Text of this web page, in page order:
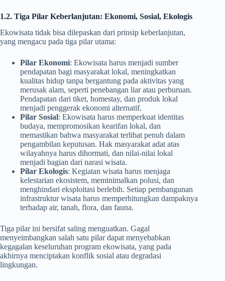
1.2. Tiga Pilar Keberlanjutan: Ekonomi, Sosial, Ekologis
Ekowisata tidak bisa dilepaskan dari prinsip keberlanjutan,
yang mengacu pada tiga pilar utama:
Pilar Ekonomi: Ekowisata harus menjadi sumber
pendapatan bagi masyarakat lokal, meningkatkan
kualitas hidup tanpa bergantung pada aktivitas yang
merusak alam, seperti penebangan liar atau perburuan.
Pendapatan dari tiket, homestay, dan produk lokal
menjadi penggerak ekonomi alternatif.
Pilar Sosial: Ekowisata harus memperkuat identitas
budaya, mempromosikan kearifan lokal, dan
memastikan bahwa masyarakat terlibat penuh dalam
pengambilan keputusan. Hak masyarakat adat atas
wilayahnya harus dihormati, dan nilai-nilai lokal
menjadi bagian dari narasi wisata.
Pilar Ekologis: Kegiatan wisata harus menjaga
kelestarian ekosistem, meminimalkan polusi, dan
menghindari eksploitasi berlebih. Setiap pembangunan
infrastruktur wisata harus memperhitungkan dampaknya
terhadap air, tanah, flora, dan fauna.
Tiga pilar ini bersifat saling menguatkan. Gagal
menyeimbangkan salah satu pilar dapat menyebabkan
kegagalan keseluruhan program ekowisata, yang pada
akhirnya menciptakan konflik sosial atau degradasi
lingkungan.